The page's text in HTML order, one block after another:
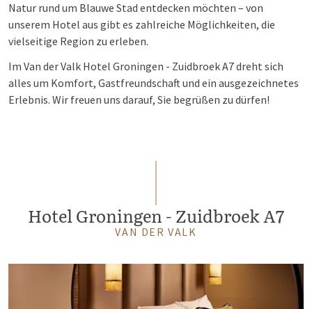
Natur rund um Blauwe Stad entdecken möchten – von
unserem Hotel aus gibt es zahlreiche Möglichkeiten, die
vielseitige Region zu erleben.
Im Van der Valk Hotel Groningen - Zuidbroek A7 dreht sich
alles um Komfort, Gastfreundschaft und ein ausgezeichnetes
Erlebnis. Wir freuen uns darauf, Sie begrüßen zu dürfen!
Hotel Groningen - Zuidbroek A7
VAN DER VALK